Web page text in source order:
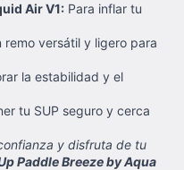
Air V1: Para inflar tu
remo versátil y ligero para
la estabilidad y el
tu SUP seguro y cerca
y disfruta de tu
Paddle Breeze by Aqua